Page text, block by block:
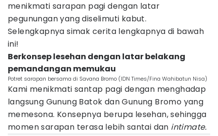
menikmati sarapan pagi dengan latar
pegunungan yang diselimuti kabut.
Selengkapnya simak cerita lengkapnya di bawah
ini!
Berkonsep lesehan dengan latar belakang
pemandangan memukau
Potret sarapan bersama di Savana Bromo (IDN Times/Fina Wahibatun Nisa)
Kami menikmati santap pagi dengan menghadap
langsung Gunung Batok dan Gunung Bromo yang
memesona. Konsepnya berupa lesehan, sehingga
momen sarapan terasa lebih santai dan intimate.